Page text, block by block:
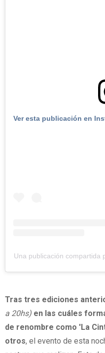
Ver esta publicación en
Una publicación compartida
Tras tres ediciones
a 20hs) en las cuáles
de renombre como 'La
otros, el evento de esta